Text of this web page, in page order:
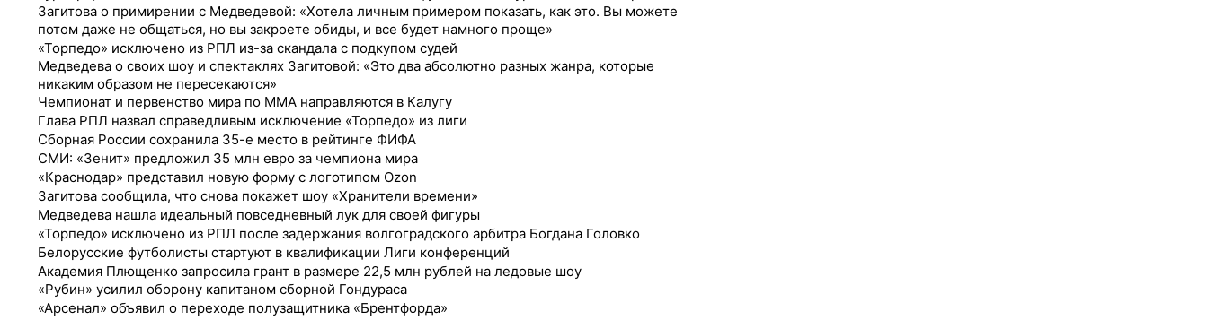
Загитова о примирении с Медведевой: «Хотела личным примером показать, как это. Вы можете
потом даже не общаться, но вы закроете обиды, и все будет намного проще»
«Торпедо» исключено из РПЛ из-за скандала с подкупом судей
Медведева о своих шоу и спектаклях Загитовой: «Это два абсолютно разных жанра, которые
никаким образом не пересекаются»
Чемпионат и первенство мира по MMA направляются в Калугу
Глава РПЛ назвал справедливым исключение «Торпедо» из лиги
Сборная России сохранила 35-е место в рейтинге ФИФА
СМИ: «Зенит» предложил 35 млн евро за чемпиона мира
«Краснодар» представил новую форму с логотипом Ozon
Загитова сообщила, что снова покажет шоу «Хранители времени»
Медведева нашла идеальный повседневный лук для своей фигуры
«Торпедо» исключено из РПЛ после задержания волгоградского арбитра Богдана Головко
Белорусские футболисты стартуют в квалификации Лиги конференций
Академия Плющенко запросила грант в размере 22,5 млн рублей на ледовые шоу
«Рубин» усилил оборону капитаном сборной Гондураса
«Арсенал» объявил о переходе полузащитника «Брентфорда»